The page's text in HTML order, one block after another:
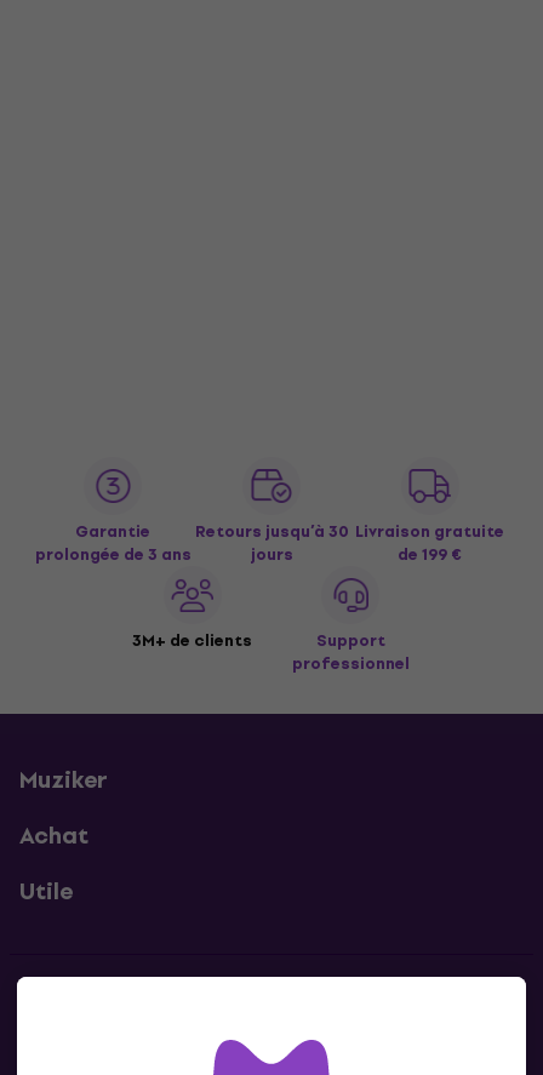
Garantie
prolongée de 3 ans
Retours jusqu’à 30
jours
Livraison gratuite
de 199 €
3M+ de clients
Support
professionnel
Muziker
Achat
Utile
Contacte nous